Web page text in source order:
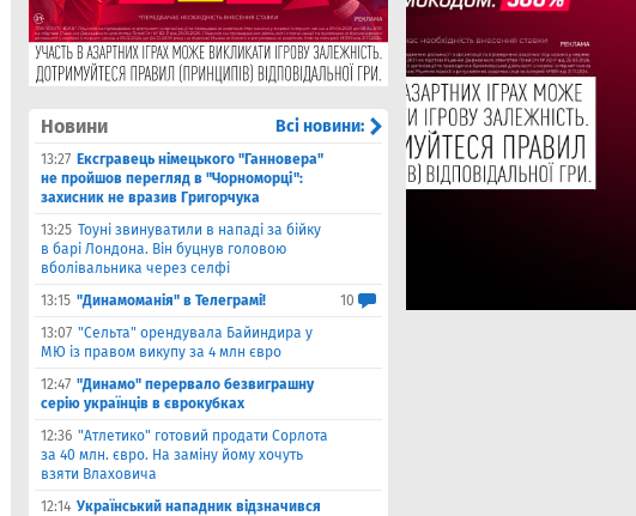
Новини Всі новини:
13:27 Ексгравець німецького "Ганновера"
не пройшов перегляд в "Чорноморці":
захисник не вразив Григорчука
13:25 Тоуні звинуватили в нападі за бійку
в барі Лондона. Він буцнув головою
вболівальника через селфі
13:15 "Динамоманія" в Телеграмі!
10
13:07 "Сельта" орендувала Байиндира у
МЮ із правом викупу за 4 млн євро
12:47 "Динамо" перервало безвиграшну
серію українців в єврокубках
12:36 "Атлетико" готовий продати Сорлота
за 40 млн. євро. На заміну йому хочуть
взяти Влаховича
12:14 Український нападник відзначився